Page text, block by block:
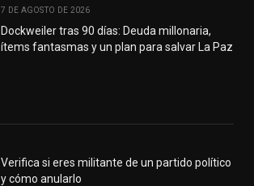
7 DE AGOSTO DE 2026
Dockweiler tras 90 días: Deuda millonaria,
ítems fantasmas y un plan para salvar La Paz
Verifica si eres militante de un partido político
y cómo anularlo